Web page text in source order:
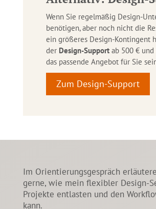
Wenn Sie regelmäßig Design-
benötigen, aber noch nicht die
ein größeres Design-Kontingent
der Design-Supportab 500 € und
das passende Angebot für Sie
Zum Design-Support
Im Orientierungsgespräch
gerne, wie mein flexibler Design-
Projekte entlasten und den
kann.